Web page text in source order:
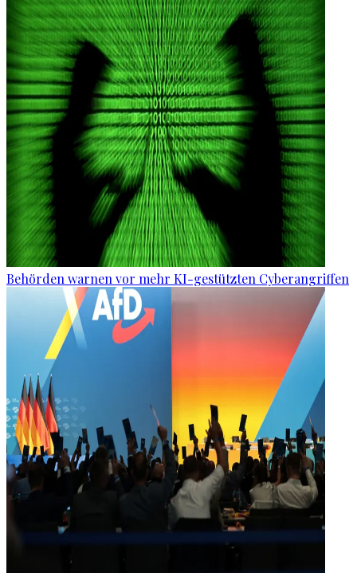
Behörden warnen vor mehr KI-gestützten Cyberangriffen